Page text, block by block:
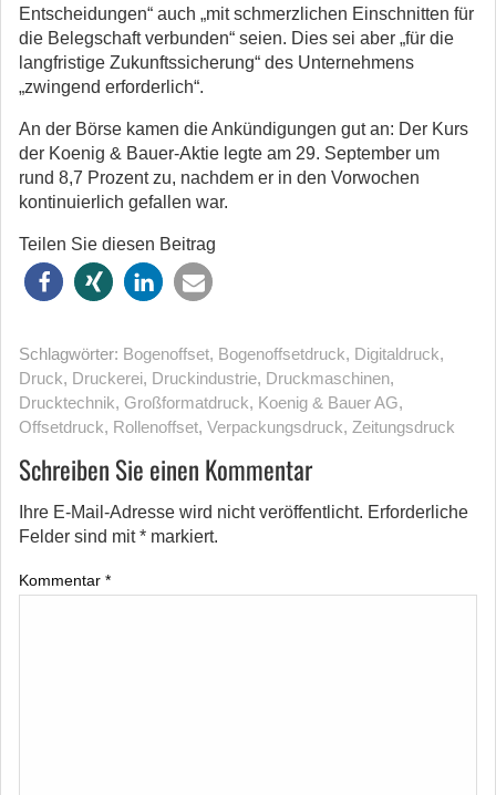
Entscheidungen“ auch „mit schmerzlichen Einschnitten für
die Belegschaft verbunden“ seien. Dies sei aber „für die
langfristige Zukunftssicherung“ des Unternehmens
„zwingend erforderlich“.
An der Börse kamen die Ankündigungen gut an: Der Kurs
der Koenig & Bauer-Aktie legte am 29. September um
rund 8,7 Prozent zu, nachdem er in den Vorwochen
kontinuierlich gefallen war.
Teilen Sie diesen Beitrag
Schlagwörter: Bogenoffset, Bogenoffsetdruck, Digitaldruck,
Druck, Druckerei, Druckindustrie, Druckmaschinen,
Drucktechnik, Großformatdruck, Koenig & Bauer AG,
Offsetdruck, Rollenoffset, Verpackungsdruck, Zeitungsdruck
Schreiben Sie einen Kommentar
Ihre E-Mail-Adresse wird nicht veröffentlicht. Erforderliche
Felder sind mit* markiert.
Kommentar *